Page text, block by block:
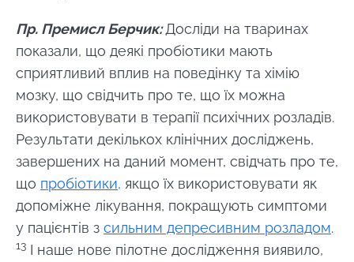
Пр. Премисл Берчик: Досліди на тваринах
показали, що деякі пробіотики мають
сприятливий вплив на поведінку та хімію
мозку, що свідчить про те, що їх можна
використовувати в терапії психічних розладів.
Результати декількох клінічних досліджень,
завершених на даний момент, свідчать про те,
що пробіотики, якщо їх використовувати як
допоміжне лікування, покращують симптоми
у пацієнтів з сильним депресивним розладом.
13 І наше нове пілотне дослідження виявило,